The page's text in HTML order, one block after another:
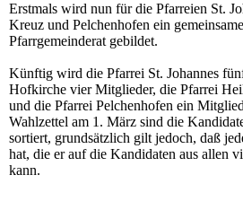
Erstmals wird nun für die Pfarreien St.
Kreuz und Pelchenhofen ein
Pfarrgemeinderat gebildet.
Künftig wird die Pfarrei St. Johannes
Hofkirche vier Mitglieder, die Pfarrei
und die Pfarrei Pelchenhofen ein
Wahlzettel am 1. März sind die
sortiert, grundsätzlich gilt jedoch, daß
hat, die er auf die Kandidaten aus allen
kann.